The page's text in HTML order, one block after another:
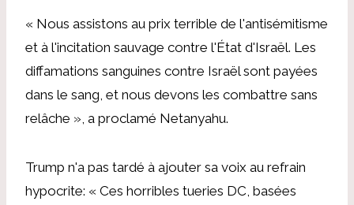
« Nous assistons au prix terrible de l'antisémitisme
et à l'incitation sauvage contre l'État d'Israël. Les
diffamations sanguines contre Israël sont payées
dans le sang, et nous devons les combattre sans
relâche », a proclamé Netanyahu.
Trump n'a pas tardé à ajouter sa voix au refrain
hypocrite: « Ces horribles tueries DC, basées